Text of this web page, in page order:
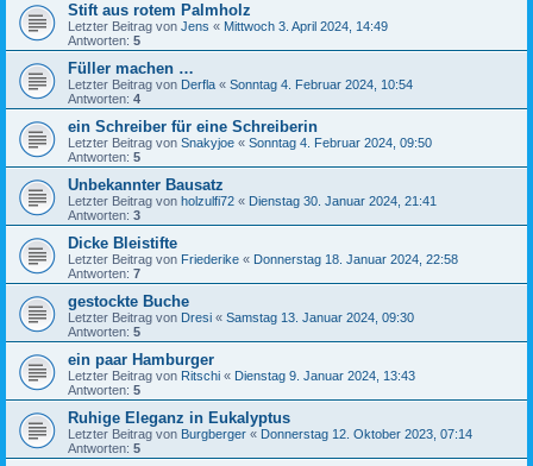
Stift aus rotem Palmholz
Letzter Beitrag von Jens « Mittwoch 3. April 2024, 14:49
Antworten: 5
Füller machen …
Letzter Beitrag von Derfla « Sonntag 4. Februar 2024, 10:54
Antworten: 4
ein Schreiber für eine Schreiberin
Letzter Beitrag von Snakyjoe « Sonntag 4. Februar 2024, 09:50
Antworten: 5
Unbekannter Bausatz
Letzter Beitrag von holzulfi72 « Dienstag 30. Januar 2024, 21:41
Antworten: 3
Dicke Bleistifte
Letzter Beitrag von Friederike « Donnerstag 18. Januar 2024, 22:58
Antworten: 7
gestockte Buche
Letzter Beitrag von Dresi « Samstag 13. Januar 2024, 09:30
Antworten: 5
ein paar Hamburger
Letzter Beitrag von Ritschi « Dienstag 9. Januar 2024, 13:43
Antworten: 5
Ruhige Eleganz in Eukalyptus
Letzter Beitrag von Burgberger « Donnerstag 12. Oktober 2023, 07:14
Antworten: 5